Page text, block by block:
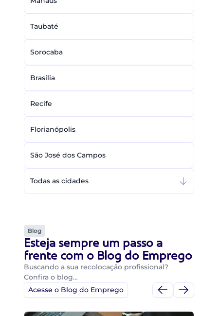
Taubaté
Sorocaba
Brasília
Recife
Florianópolis
São José dos Campos
Todas as cidades
Blog
Esteja sempre um passo a
frente com o Blog do Emprego
Buscando a sua recolocação profissional?
Confira o blog…
Acesse o Blog do Emprego